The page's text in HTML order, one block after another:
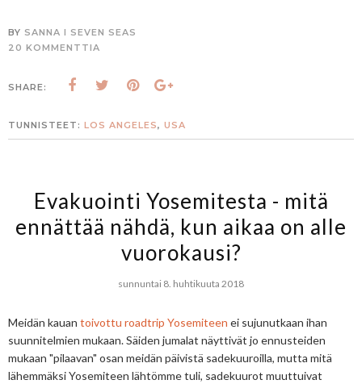
BY SANNA I SEVEN SEAS
20 KOMMENTTIA
SHARE:
TUNNISTEET: LOS ANGELES, USA
Evakuointi Yosemitesta - mitä
ennättää nähdä, kun aikaa on alle
vuorokausi?
sunnuntai 8. huhtikuuta 2018
Meidän kauan toivottu roadtrip Yosemiteen ei sujunutkaan ihan
suunnitelmien mukaan. Säiden jumalat näyttivät jo ennusteiden
mukaan "pilaavan" osan meidän päivistä sadekuuroilla, mutta mitä
lähemmäksi Yosemiteen lähtömme tuli, sadekuurot muuttuivat